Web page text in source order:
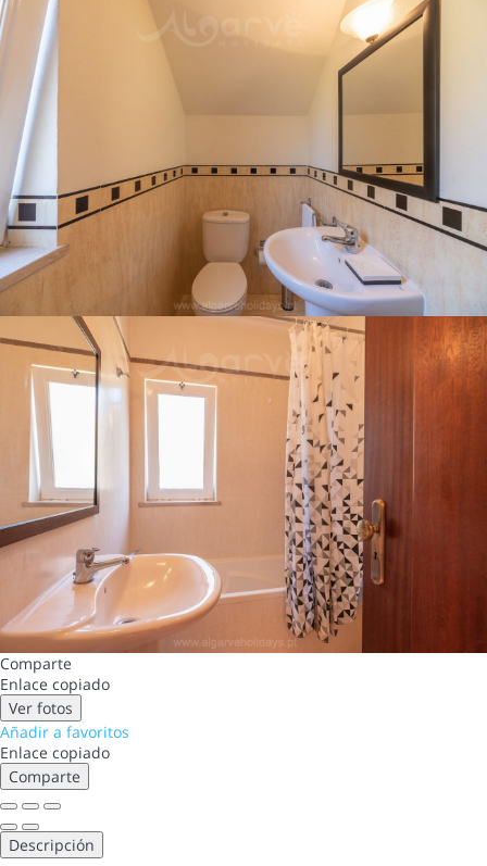
Comparte
Enlace copiado
Ver fotos
Añadir a favoritos
Enlace copiado
Comparte
Descripción